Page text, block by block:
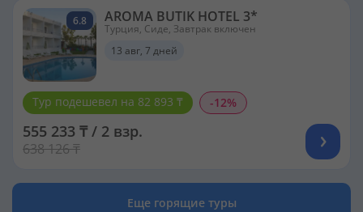
6.8 AROMA BUTIK HOTEL 3*
Турция, Сиде, Завтрак включен
13 авг, 7 дней
Тур подешевел на 82 893 ₸ -12%
555 233 ₸ / 2 взр.
638 126 ₸
Еще горящие туры